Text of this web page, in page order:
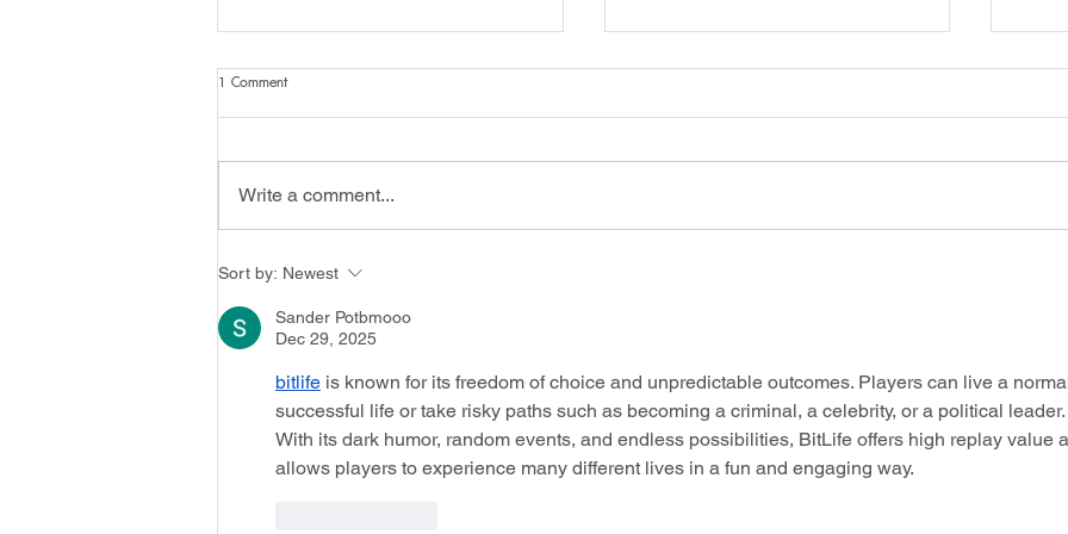
ประกาศบัณฑิตวิทยาลัยมหาวิทยาลัยมหาจุฬา
ลงกรณราชวิทยาลัยเรื่อง รายชื่อผู้สอบผ่าน
การคัดเลือกเข้าศึกษาหลักสูตรพุทธศาสตร
ดุษฎีบัณฑิต (ภาคพิเศษ) รุ่นที่ 11 ประจำปีการ
2569
พุทธ
นวัต
1 Comment
Write a comment...
Sort by: Newest
Sander Potbmooo
Dec 29, 2025
bitlife is known for its freedom of choice and unpredictable outcomes. Players can live a
successful life or take risky paths such as becoming a criminal, a celebrity, or a political leader.
With its dark humor, random events, and endless possibilities, BitLife offers high replay value
allows players to experience many different lives in a fun and engaging way.